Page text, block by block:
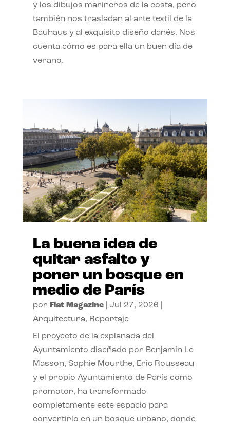
y los dibujos marineros de la costa, pero
también nos trasladan al arte textil de la
Bauhaus y al exquisito diseño danés. Nos
cuenta cómo es para ella un buen día de
verano.
La buena idea de
quitar asfalto y
poner un bosque en
medio de París
por Flat Magazine| Jul 27, 2026
Arquitectura, Reportaje
El proyecto de la explanada del
Ayuntamiento diseñado por Benjamin Le
Masson, Sophie Mourthe, Eric Rousseau
y el propio Ayuntamiento de París como
promotor, ha transformado
completamente este espacio para
convertirlo en un bosque urbano, donde